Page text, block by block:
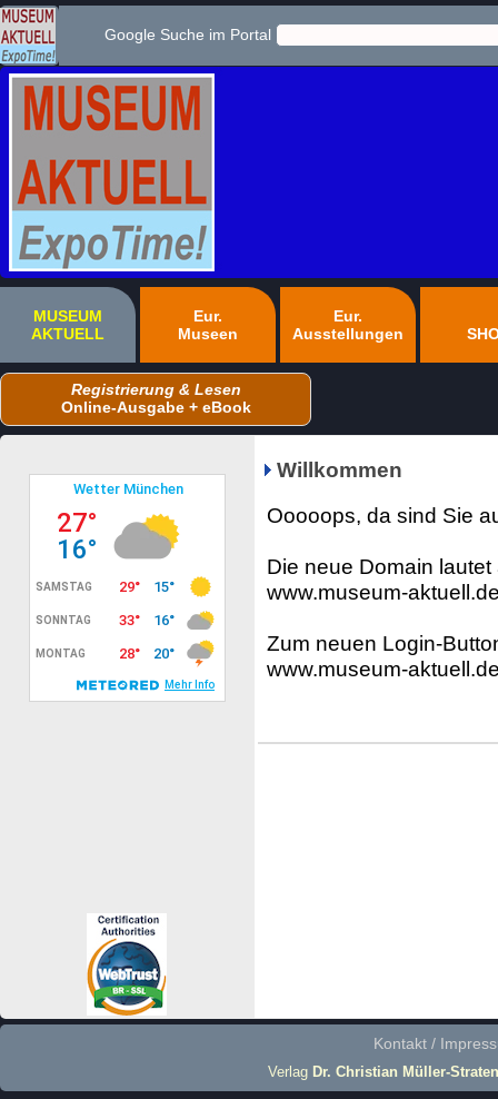
Google Suche im Portal
MUSEUM
AKTUELL
Eur.
Museen
Eur.
Ausstellungen
Registrierung & Lesen
Online-Ausgabe + eBook
Willkommen
Ooooops, da sind Sie
Die neue Domain lautet
www.museum-
Zum neuen Login-
www.museum-
Kontakt /
Verlag Dr. Christian Müller-Straten